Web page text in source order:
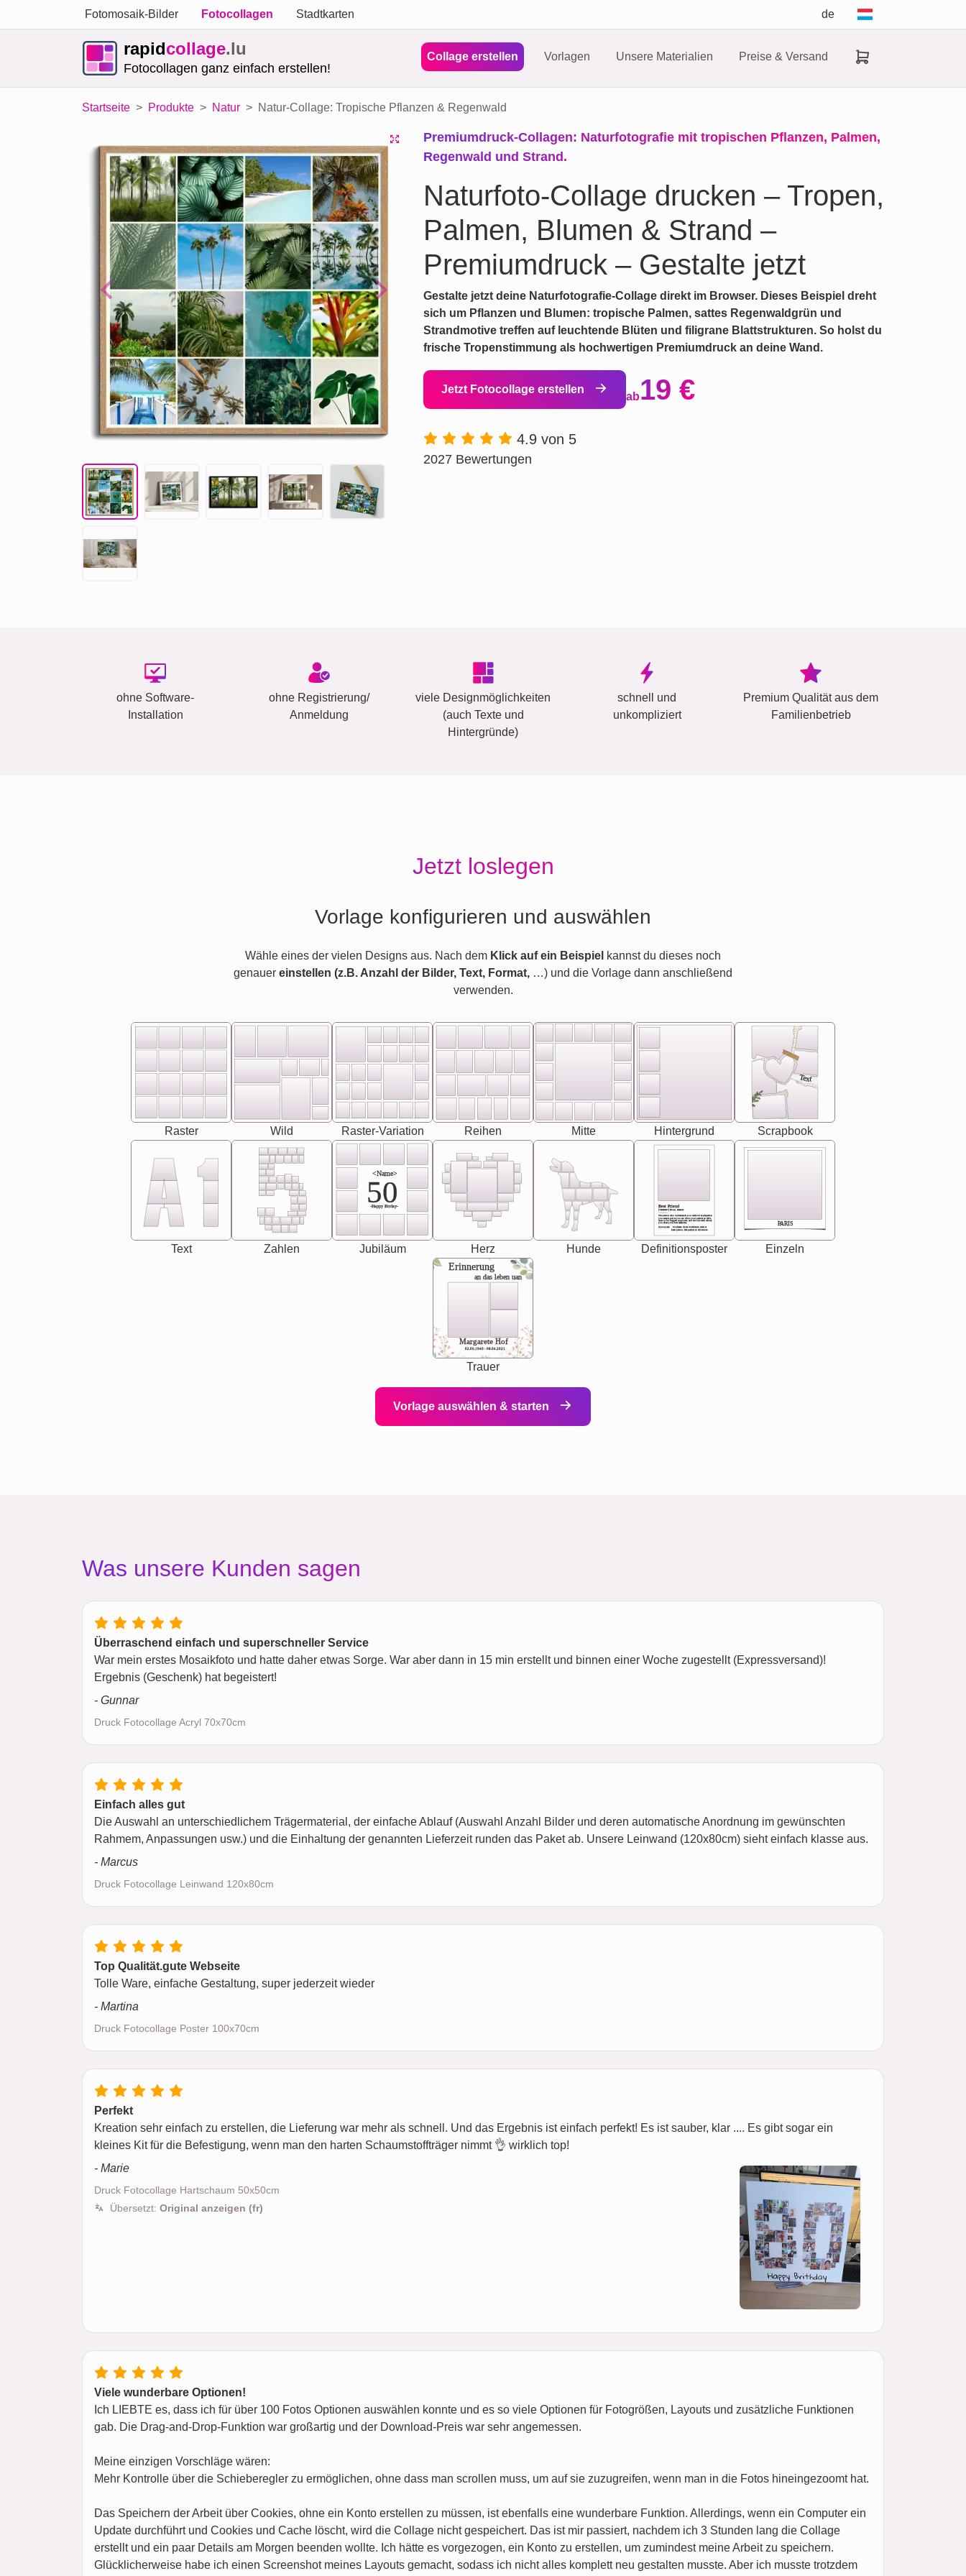
Fotomosaik-Bilder Fotocollagen Stadtkarten de
rapidcollage.lu
Fotocollagen ganz einfach erstellen!
Collage erstellen Vorlagen Unsere Materialien Preise & Versand
Startseite Produkte Natur Natur-Collage: Tropische Pflanzen & Regenwald
Previous Next
Premiumdruck-Collagen: Naturfotografie mit tropischen Pflanzen, Palmen,
Regenwald und Strand.
Naturfoto-Collage drucken – Tropen,
Palmen, Blumen & Strand –
Premiumdruck – Gestalte jetzt
Gestalte jetzt deine Naturfotografie-Collage direkt im Browser. Dieses Beispiel dreht
sich um Pflanzen und Blumen: tropische Palmen, sattes Regenwaldgrün und
Strandmotive treffen auf leuchtende Blüten und filigrane Blattstrukturen. So holst du
frische Tropenstimmung als hochwertigen Premiumdruck an deine Wand.
Jetzt Fotocollage erstellen
ab19 €
4.9 von 5
2027 Bewertungen
ohne Software-
Installation
ohne Registrierung/
Anmeldung
viele Designmöglichkeiten
(auch Texte und
Hintergründe)
schnell und
unkompliziert
Premium Qualität aus dem
Familienbetrieb
Jetzt loslegen
Vorlage konfigurieren und auswählen
Wähle eines der vielen Designs aus. Nach dem Klick auf ein Beispiel kannst du dieses noch
genauer einstellen (z.B. Anzahl der Bilder, Text, Format, …) und die Vorlage dann anschließend
verwenden.
Raster Wild Raster-Variation Reihen Mitte Hintergrund
Text
Scrapbook
Text Zahlen
<Name>
50
-Happy Birday-
Jubiläum Herz Hunde
Best Friend
[<NAME>] Noun, feminie
Synonyms: Soulmate, closet confidante, sister at
heart person, life partner in adventure.
The person who understands you without explanation
you accepts just as you are. She's your partner in life's,
chaos your biggest supporter, and the one with whom
you share your best memories.
Definitionsposter
PARIS
Einzeln
Erinnerung
an das leben uan
Margarete Hof
02.05.1940 - 08.04.2021
Trauer
Vorlage auswählen & starten
Was unsere Kunden sagen
Überraschend einfach und superschneller Service
War mein erstes Mosaikfoto und hatte daher etwas Sorge. War aber dann in 15 min erstellt und binnen einer Woche zugestellt (Expressversand)!
Ergebnis (Geschenk) hat begeistert!
- Gunnar
Druck Fotocollage Acryl 70x70cm
Einfach alles gut
Die Auswahl an unterschiedlichem Trägermaterial, der einfache Ablauf (Auswahl Anzahl Bilder und deren automatische Anordnung im gewünschten
Rahmem, Anpassungen usw.) und die Einhaltung der genannten Lieferzeit runden das Paket ab. Unsere Leinwand (120x80cm) sieht einfach klasse aus.
- Marcus
Druck Fotocollage Leinwand 120x80cm
Top Qualität.gute Webseite
Tolle Ware, einfache Gestaltung, super jederzeit wieder
- Martina
Druck Fotocollage Poster 100x70cm
Perfekt
Kreation sehr einfach zu erstellen, die Lieferung war mehr als schnell. Und das Ergebnis ist einfach perfekt! Es ist sauber, klar .... Es gibt sogar ein
kleines Kit für die Befestigung, wenn man den harten Schaumstoffträger nimmt 👌 wirklich top!
- Marie
Druck Fotocollage Hartschaum 50x50cm
Übersetzt: Original anzeigen (fr)
Viele wunderbare Optionen!
Ich LIEBTE es, dass ich für über 100 Fotos Optionen auswählen konnte und es so viele Optionen für Fotogrößen, Layouts und zusätzliche Funktionen
gab. Die Drag-and-Drop-Funktion war großartig und der Download-Preis war sehr angemessen.
Meine einzigen Vorschläge wären:
Mehr Kontrolle über die Schieberegler zu ermöglichen, ohne dass man scrollen muss, um auf sie zuzugreifen, wenn man in die Fotos hineingezoomt hat.
Das Speichern der Arbeit über Cookies, ohne ein Konto erstellen zu müssen, ist ebenfalls eine wunderbare Funktion. Allerdings, wenn ein Computer ein
Update durchführt und Cookies und Cache löscht, wird die Collage nicht gespeichert. Das ist mir passiert, nachdem ich 3 Stunden lang die Collage
erstellt und ein paar Details am Morgen beenden wollte. Ich hätte es vorgezogen, ein Konto zu erstellen, um zumindest meine Arbeit zu speichern.
Glücklicherweise habe ich einen Screenshot meines Layouts gemacht, sodass ich nicht alles komplett neu gestalten musste. Aber ich musste trotzdem